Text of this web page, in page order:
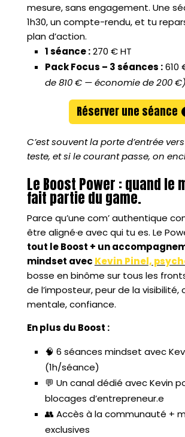
mesure, sans engagement. Une
1h30, un compte-rendu, et tu
plan d’action.
1 séance :270 € HT
Pack Focus – 3 séances :610
de 810 € — économie de 200 €)
Réserver une séance
C’est souvent la porte d’entrée
teste, et si le courant passe, on
Le Boost Power : quand le
fait partie du game.
Parce qu’une com’ authentique
être aligné·e avec qui tu es. Le
tout le Boost + un
mindset avec Kevin Pinel,
bosse en binôme sur tous les
de l’imposteur, peur de la visibilité,
mentale, confiance.
En plus du Boost :
🧠 6 séances mindset avec
(1h/séance)
💬 Un canal dédié avec Kevin
blocages d’entrepreneur.e
👥 Accès à la communauté +
exclusives